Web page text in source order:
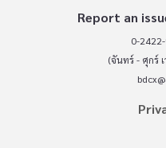
Report an
0-
(จันทร์ - ศุกร์